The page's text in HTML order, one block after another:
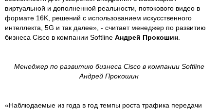
виртуальной и дополненной реальности, потокового видео в
формате 16K, решений с использованием искусственного
интеллекта, 5G и так далее», - считает менеджер по развитию
бизнеса Cisco в компании Softline Андрей Прокошин
Менеджер по развитию бизнеса Ciscoв компании Softline
Андрей Прокошин
«Наблюдаемые из года в год темпы роста трафика передачи